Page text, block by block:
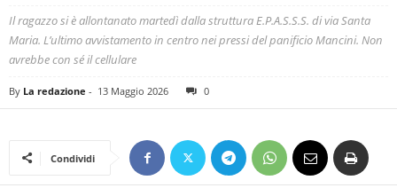
Il ragazzo si è allontanato martedì dalla struttura E.P.A.S.S.S. di via Santa
Maria. L’ultimo avvistamento in centro nei pressi del panificio Mancini. Non
avrebbe con sé il cellulare
By La redazione - 13 Maggio 2026 0
Condividi